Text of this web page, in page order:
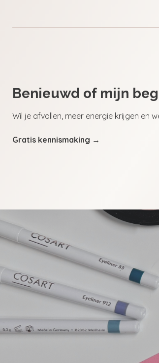
Benieuwd of mijn
Wil je afvallen, meer energie krijgen en
Gratis kennismaking →